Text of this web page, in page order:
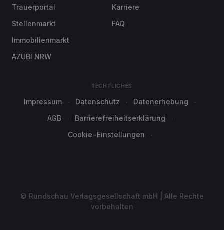
Trauerportal
Stellenmarkt
Immobilienmarkt
AZUBI NRW
Karriere
FAQ
RECHTLICHES
Impressum Datenschutz
Datenerhebung
AGB
Barrierefreiheitserklärung
Cookie-Einstellungen
© Rundschau Verlagsgesellschaft mbH | Alle Rechte
vorbehalten